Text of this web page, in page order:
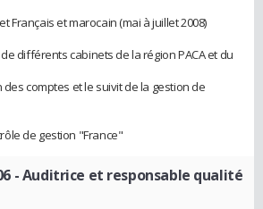
Français et marocain (mai à juillet 2008)
différents cabinets de la région PACA et du
comptes et le suivit de la gestion de
de gestion "France"
- Auditrice et responsable qualité